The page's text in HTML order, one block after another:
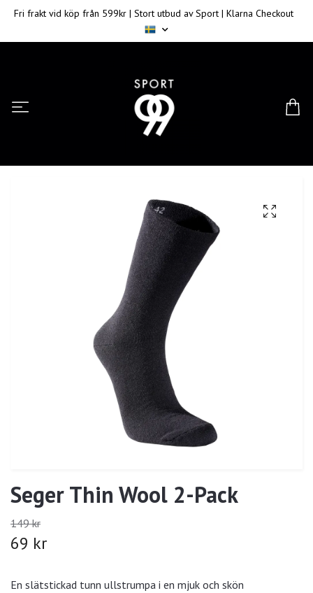
Fri frakt vid köp från 599kr | Stort utbud av Sport | Klarna Checkout
Seger Thin Wool 2-Pack
149 kr
69 kr
En slätstickad tunn ullstrumpa i en mjuk och skön